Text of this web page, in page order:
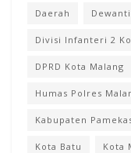
Daerah
Divisi Infanteri 2
DPRD Kota Malang
Humas Polres
Kabupaten
Kota Batu Kota